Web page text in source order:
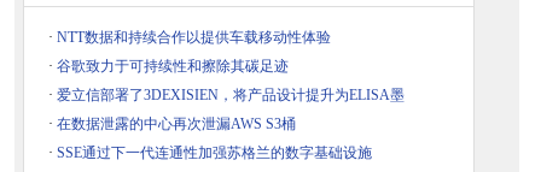
· NTT数据和持续合作以提供车载移动性体验
· 谷歌致力于可持续性和擦除其碳足迹
· 爱立信部署了3DEXISIEN，将产品设计提升为ELISA墨
· 在数据泄露的中心再次泄漏AWS S3桶
· SSE通过下一代连通性加强苏格兰的数字基础设施